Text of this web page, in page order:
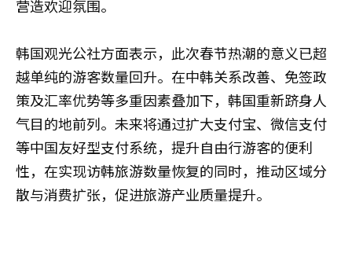
营造欢迎氛围。
韩国观光公社方面表示，此次春节热潮的意义已超
越单纯的游客数量回升。在中韩关系改善、免签政
策及汇率优势等多重因素叠加下，韩国重新跻身人
气目的地前列。未来将通过扩大支付宝、微信支付
等中国友好型支付系统，提升自由行游客的便利
性，在实现访韩旅游数量恢复的同时，推动区域分
散与消费扩张，促进旅游产业质量提升。